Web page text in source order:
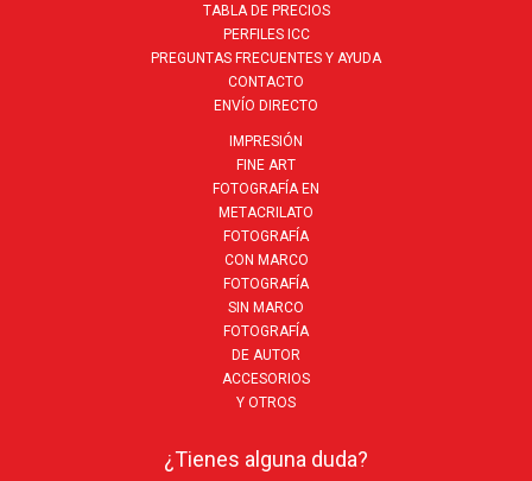
TABLA DE PRECIOS
PERFILES ICC
PREGUNTAS FRECUENTES Y AYUDA
CONTACTO
ENVÍO DIRECTO
IMPRESIÓN
FINE ART
FOTOGRAFÍA EN
METACRILATO
FOTOGRAFÍA
CON MARCO
FOTOGRAFÍA
SIN MARCO
FOTOGRAFÍA
DE AUTOR
ACCESORIOS
Y OTROS
¿Tienes alguna duda?